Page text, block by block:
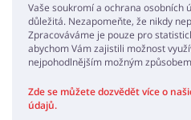
Vaše soukromí a ochrana osobních
důležitá. Nezapomeňte, že nikdy
Zpracováváme je pouze pro
abychom Vám zajistili možnost
nejpohodlnějším možným
Zde se můžete dozvědět více o
údajů.